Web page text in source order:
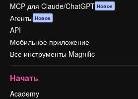
MCP для Claude/ChatGPT Новое
Агенты Новое
API
Мобильное приложение
Все инструменты Magnific
Начать
Academy